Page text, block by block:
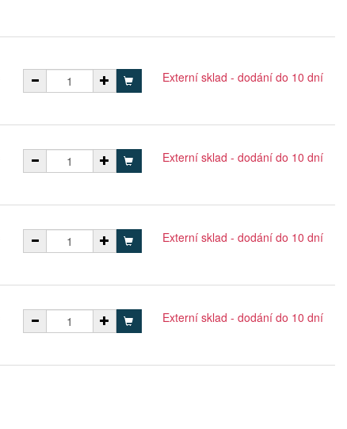
Externí sklad - dodání do 10 dní
Externí sklad - dodání do 10 dní
Externí sklad - dodání do 10 dní
Externí sklad - dodání do 10 dní